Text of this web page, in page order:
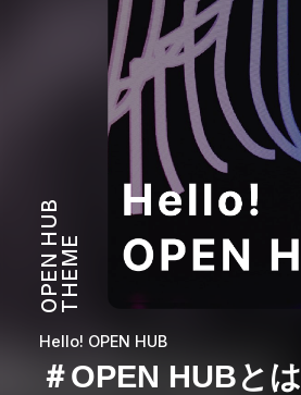
OPEN HUBTHEME
Hello! OPEN HUB
＃OPEN HUBとは